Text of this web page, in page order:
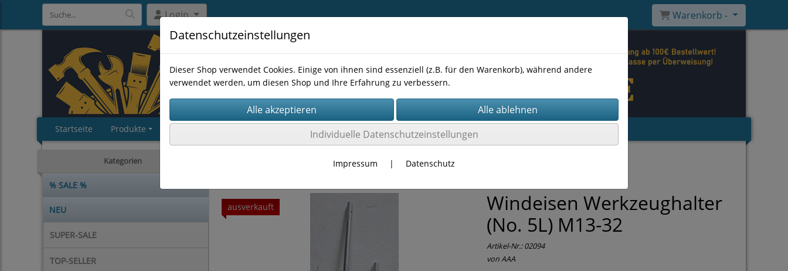
Login Warenkorb -
Startseite Produkte
Kategorien
% SALE %
NEU
SUPER-SALE
TOP-SELLER
ausverkauft
Windeisen Werkzeughalter
(No. 5L) M13-32
Artikel-Nr.:02094
von AAA
Datenschutzeinstellungen
Dieser Shop verwendet Cookies. Einige von ihnen sind essenziell (z.B. für den Warenkorb), während andere
verwendet werden, um diesen Shop und Ihre Erfahrung zu verbessern.
Individuelle Datenschutzeinstellungen
Impressum | Datenschutz